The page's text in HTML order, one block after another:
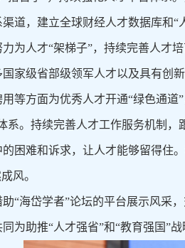
道，建立全球财经人才数据库和
为人才“架梯子”，持续完善人才
家级省部级领军人才以及具有创
等方面为优秀人才开通“绿色通
系。持续完善人才工作服务机制
困难和诉求，让人才能够留得住
风。
“海岱学者”论坛的平台展示风采
为助推“人才强省”和“教育强国”战